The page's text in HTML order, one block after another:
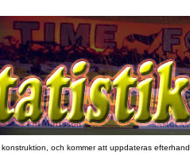
och kommer att uppdateras efterhand.